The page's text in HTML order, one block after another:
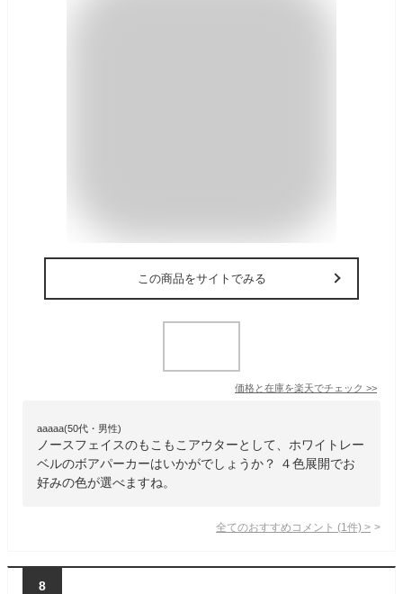
この商品をサイトでみる
価格と在庫を楽天でチェック >>
aaaaa(50代・男性)
ノースフェイスのもこもこアウターとして、ホワイトレー
ベルのボアパーカーはいかがでしょうか？ ４色展開でお
好みの色が選べますね。
全てのおすすめコメント (1 件) >
8